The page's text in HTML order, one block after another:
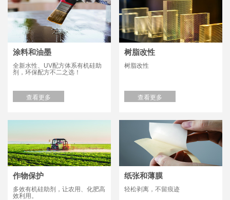
涂料和油墨
全新水性、UV配方体系有机硅助
剂，环保配方不二之选！
查看更多
树脂改性
树脂改性
查看更多
作物保护
多效有机硅助剂，让农用、化肥高
效利用。
纸张和薄膜
轻松剥离，不留痕迹